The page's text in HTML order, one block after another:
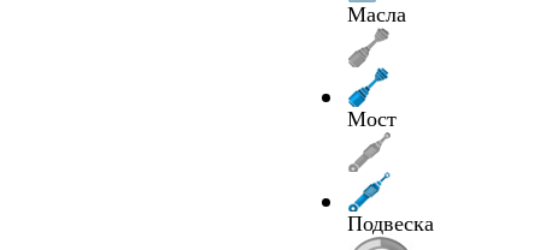
Масла
Мост
Подвеска